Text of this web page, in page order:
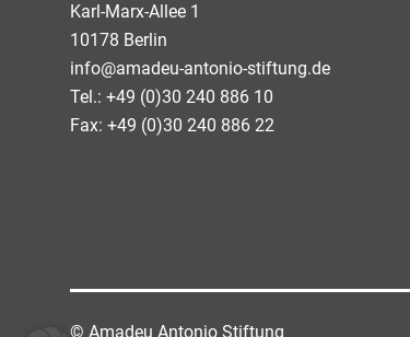
Karl-Marx-Allee 1
10178 Berlin
info@amadeu-antonio-stiftung.de
Tel.: +49 (0)30 240 886 10
Fax: +49 (0)30 240 886 22
© Amadeu Antonio Stiftung